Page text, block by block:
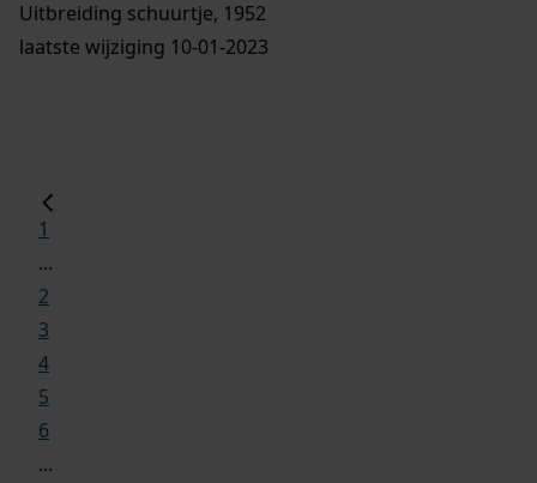
Uitbreiding schuurtje, 1952
laatste wijziging 10-01-2023
1
...
2
3
4
5
6
...